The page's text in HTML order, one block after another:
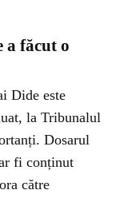
a făcut o
Dide este
la Tribunalul
Dosarul
fi conținut
către